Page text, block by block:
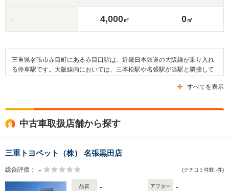
- 4,000㎡ 0㎡
三重県名張市赤目町にある赤目口駅は、近畿日本鉄道の大阪線が乗り入れ
る停車駅です。大阪線内においては、三本松駅や名張駅が当駅と隣接して
ています。また、駅の周辺には滝川郵便局や新川公園、一ノ井教育集会
立赤目中学校などの教育施設もあります。さらに、常蓮寺や八幡神社、相
楽神社などの寺社も建てられています。なお、交通面については県道543
号線や県道567号線などの道路が通っています。
すべてを表示
中古車取扱店舗から探す
三重トヨペット（株） 名張黒田店
総合評価： - (クチコミ件数:-件)
品質 - アフター -